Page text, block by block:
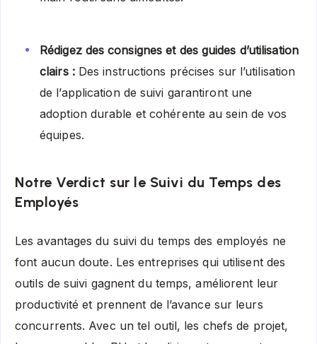
Rédigez des consignes et des guides d’utilisation
clairs : Des instructions précises sur l’utilisation
de l’application de suivi garantiront une
adoption durable et cohérente au sein de vos
équipes.
Notre Verdict sur le Suivi du Temps des
Employés
Les avantages du suivi du temps des employés ne
font aucun doute. Les entreprises qui utilisent des
outils de suivi gagnent du temps, améliorent leur
productivité et prennent de l’avance sur leurs
concurrents. Avec un tel outil, les chefs de projet,